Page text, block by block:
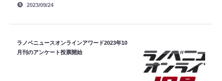
2023/09/24
ラノベニュースオンラインアワード2023年10
月刊のアンケート投票開始